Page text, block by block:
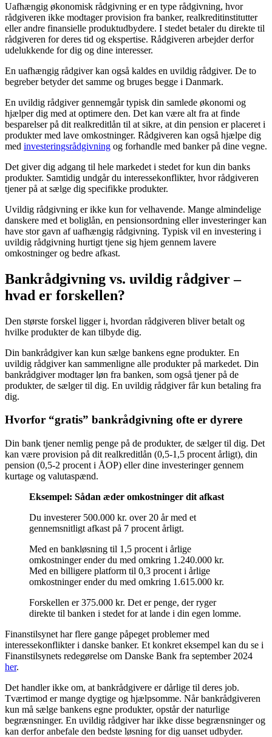
Uafhængig økonomisk rådgivning er en type rådgivning, hvor
rådgiveren ikke modtager provision fra banker, realkreditinstitutter
eller andre finansielle produktudbydere. I stedet betaler du direkte til
rådgiveren for deres tid og ekspertise. Rådgiveren arbejder derfor
udelukkende for dig og dine interesser.
En uafhængig rådgiver kan også kaldes en uvildig rådgiver. De to
begreber betyder det samme og bruges begge i Danmark.
En uvildig rådgiver gennemgår typisk din samlede økonomi og
hjælper dig med at optimere den. Det kan være alt fra at finde
besparelser på dit realkreditlån til at sikre, at din pension er placeret i
produkter med lave omkostninger. Rådgiveren kan også hjælpe dig
med investeringsrådgivning og forhandle med banker på dine vegne.
Det giver dig adgang til hele markedet i stedet for kun din banks
produkter. Samtidig undgår du interessekonflikter, hvor rådgiveren
tjener på at sælge dig specifikke produkter.
Uvildig rådgivning er ikke kun for velhavende. Mange almindelige
danskere med et boliglån, en pensionsordning eller investeringer kan
have stor gavn af uafhængig rådgivning. Typisk vil en investering i
uvildig rådgivning hurtigt tjene sig hjem gennem lavere
omkostninger og bedre afkast.
Bankrådgivning vs. uvildig rådgiver –
hvad er forskellen?
Den største forskel ligger i, hvordan rådgiveren bliver betalt og
hvilke produkter de kan tilbyde dig.
Din bankrådgiver kan kun sælge bankens egne produkter. En
uvildig rådgiver kan sammenligne alle produkter på markedet. Din
bankrådgiver modtager løn fra banken, som også tjener på de
produkter, de sælger til dig. En uvildig rådgiver får kun betaling fra
dig.
Hvorfor “gratis” bankrådgivning ofte er dyrere
Din bank tjener nemlig penge på de produkter, de sælger til dig. Det
kan være provision på dit realkreditlån (0,5-1,5 procent årligt), din
pension (0,5-2 procent i ÅOP) eller dine investeringer gennem
kurtage og valutaspænd.
Eksempel: Sådan æder omkostninger dit afkast
Du investerer 500.000 kr. over 20 år med et
gennemsnitligt afkast på 7 procent årligt.
Med en bankløsning til 1,5 procent i årlige
omkostninger ender du med omkring 1.240.000 kr.
Med en billigere platform til 0,3 procent i årlige
omkostninger ender du med omkring 1.615.000 kr.
Forskellen er 375.000 kr. Det er penge, der ryger
direkte til banken i stedet for at lande i din egen lomme.
Finanstilsynet har flere gange påpeget problemer med
interessekonflikter i danske banker. Et konkret eksempel kan du se i
Finanstilsynets redegørelse om Danske Bank fra september 2024
her.
Det handler ikke om, at bankrådgivere er dårlige til deres job.
Tværtimod er mange dygtige og hjælpsomme. Når bankrådgiveren
kun må sælge bankens egne produkter, opstår der naturlige
begrænsninger. En uvildig rådgiver har ikke disse begrænsninger og
kan derfor anbefale den bedste løsning for dig uanset udbyder.